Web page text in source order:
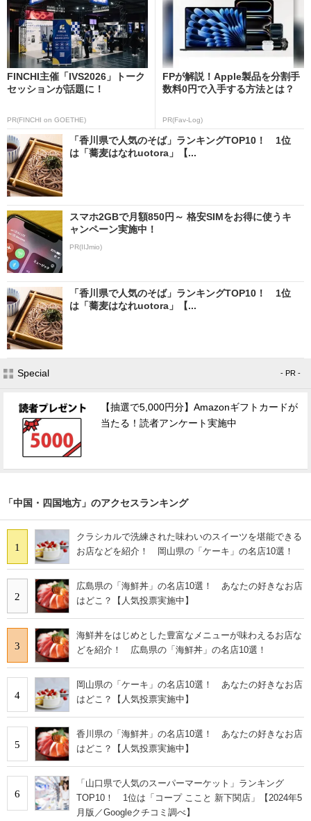
FINCHI主催「IVS2026」トーク
セッションが話題に！
PR(FINCHI on GOETHE)
FPが解説！Apple製品を分割手
数料0円で入手する方法とは？
PR(Fav-Log)
「香川県で人気のそば」ランキングTOP10！ 1位
は「蕎麦はなれuotora」【...
スマホ2GBで月額850円～ 格安SIMをお得に使うキ
ャンペーン実施中！
PR(IIJmio)
「香川県で人気のそば」ランキングTOP10！ 1位
は「蕎麦はなれuotora」【...
Special - PR -
【抽選で5,000円分】Amazonギフトカードが
当たる！読者アンケート実施中
「中国・四国地方」のアクセスランキング
1
クラシカルで洗練された味わいのスイーツを堪能できる
お店などを紹介！ 岡山県の「ケーキ」の名店10選！
2
広島県の「海鮮丼」の名店10選！ あなたの好きなお店
はどこ？【人気投票実施中】
3
海鮮丼をはじめとした豊富なメニューが味わえるお店な
どを紹介！ 広島県の「海鮮丼」の名店10選！
4
岡山県の「ケーキ」の名店10選！ あなたの好きなお店
はどこ？【人気投票実施中】
5
香川県の「海鮮丼」の名店10選！ あなたの好きなお店
はどこ？【人気投票実施中】
6
「山口県で人気のスーパーマーケット」ランキング
TOP10！ 1位は「コープ ここと 新下関店」【2024年5
月版／Googleクチコミ調べ】